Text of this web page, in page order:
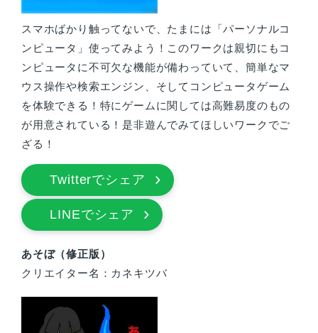
スマホばかり触ってないで、たまには「パーソナルコ
ンピュータ」使ってみよう！このワークは親切にもコ
ンピュータに不可欠な機能が備わっていて、簡単なマ
ウス操作や検索エンジン、そしてコンピュータゲーム
を体験できる！特にゲームに関しては高難易度のもの
が用意されている！是非遊んでみてほしいワークでご
ざる！
Twitterでシェア
LINEでシェア
あそぼ（修正版）
クリエイター名：カネキツバ